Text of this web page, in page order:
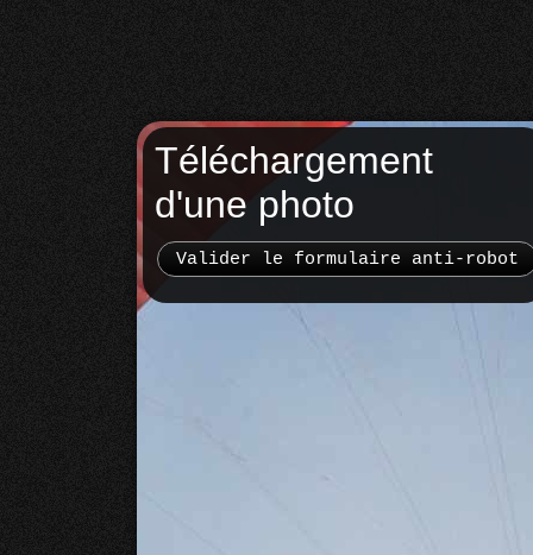
Téléchargement
d'une photo